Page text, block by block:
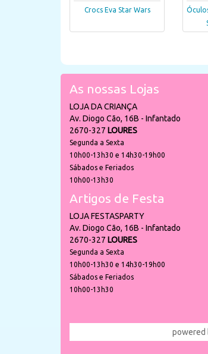
Crocs Eva Star Wars
As nossas Lojas
LOJA DA CRIANÇA
Av. Diogo Cão, 16B - Infantado
2670-327 LOURES
Segunda a Sexta
10h00-13h30 e 14h30-19h00
Sábados e Feriados
10h00-13h30
Artigos de Festa
LOJA FESTASPARTY
Av. Diogo Cão, 16B - Infantado
2670-327 LOURES
Segunda a Sexta
10h00-13h30 e 14h30-19h00
Sábados e Feriados
10h00-13h30
powered